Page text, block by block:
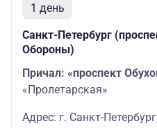
1 день
Санкт-Петербург
Обороны)
Причал: «проспект
«Пролетарская»
Адрес: г. Санкт-